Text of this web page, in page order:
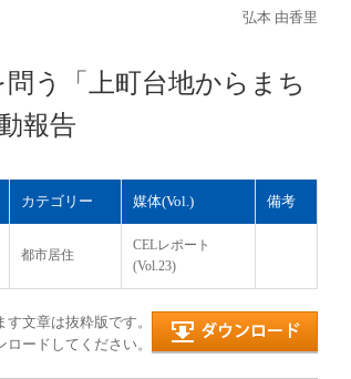
弘本 由香里
問う「上町台地からまち
報告
カテゴリー 媒体(Vol.) 備考
都市居住
CELレポート
(Vol.23)
文章は抜粋版です。
ードしてください。